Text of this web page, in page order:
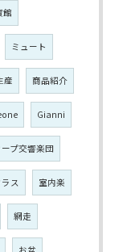
館
ミュート
産 商品紹介
Gianni
プ交響楽団
ス 室内楽
網走